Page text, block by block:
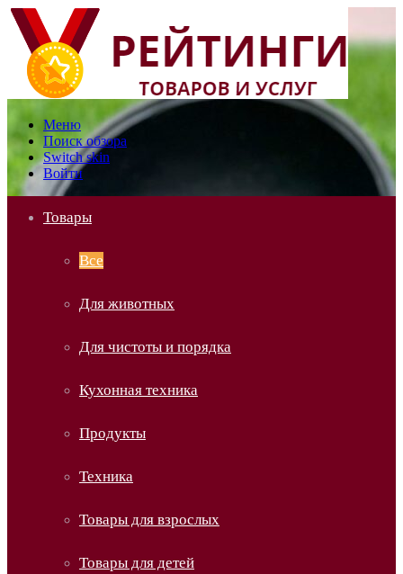
Меню
Поиск обзора
Switch skin
Войти
Товары
Все
Для животных
Для чистоты и порядка
Кухонная техника
Продукты
Техника
Товары для взрослых
Товары для детей